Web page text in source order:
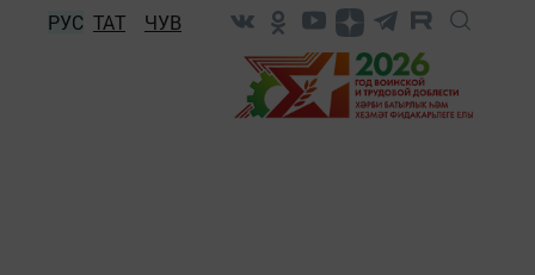
РУС ТАТ ЧУВ